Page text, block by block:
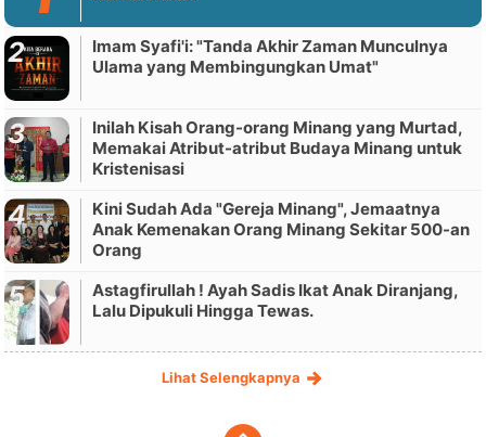
Imam Syafi'i: "Tanda Akhir Zaman Munculnya
Ulama yang Membingungkan Umat"
Inilah Kisah Orang-orang Minang yang Murtad,
Memakai Atribut-atribut Budaya Minang untuk
Kristenisasi
Kini Sudah Ada "Gereja Minang", Jemaatnya
Anak Kemenakan Orang Minang Sekitar 500-an
Orang
Astagfirullah ! Ayah Sadis Ikat Anak Diranjang,
Lalu Dipukuli Hingga Tewas.
Lihat Selengkapnya